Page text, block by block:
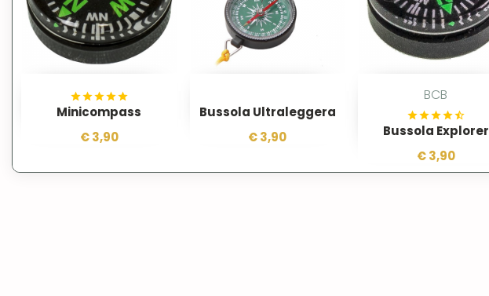
Minicompass
€ 3,90
Bussola Ultraleggera
€ 3,90
BCB
Bussola Explorer
€ 3,90